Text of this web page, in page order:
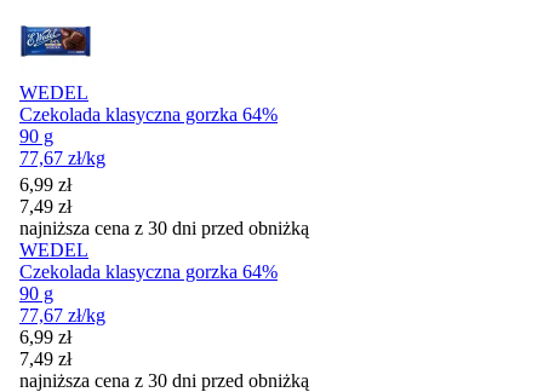
WEDEL
Czekolada klasyczna gorzka 64%
90 g
77,67 zł/kg
Cena promocyjna
6,99 zł
7,49 zł
najniższa cena z 30 dni przed obniżką
WEDEL
Czekolada klasyczna gorzka 64%
90 g
77,67 zł/kg
Cena promocyjna
6,99 zł
7,49 zł
najniższa cena z 30 dni przed obniżką